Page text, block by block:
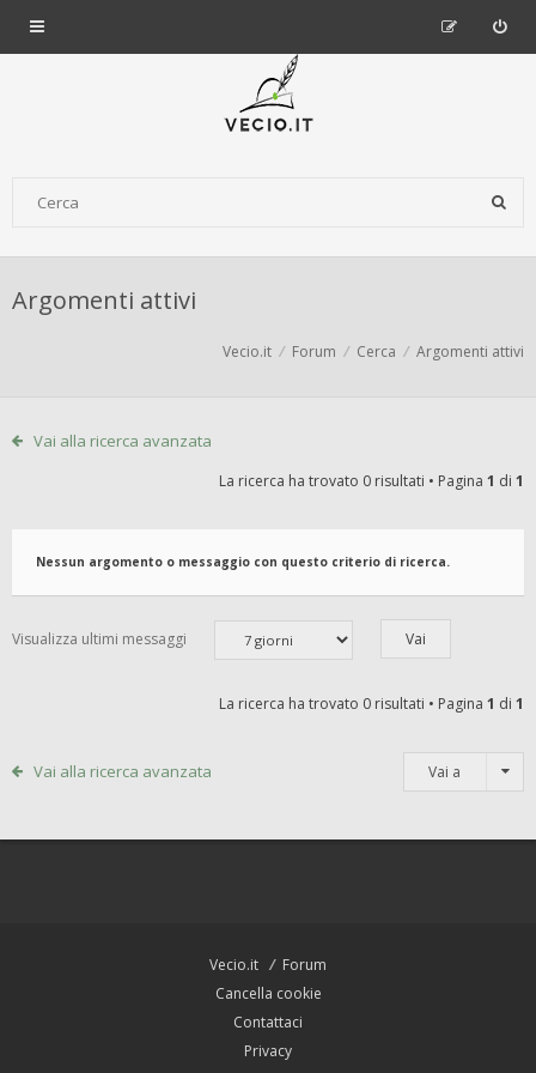
Argomenti attivi
Vecio.it Forum Cerca Argomenti attivi
Vai alla ricerca avanzata
La ricerca ha trovato 0 risultati • Pagina 1 di 1
Nessun argomento o messaggio con questo criterio di ricerca.
Visualizza ultimi messaggi
La ricerca ha trovato 0 risultati • Pagina 1 di 1
Vai alla ricerca avanzata Vai a
Vecio.it
Forum
Cancella cookie
Contattaci
Privacy